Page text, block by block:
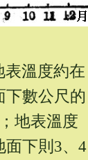
表溫度約在
下數公尺的
地表溫度
面下則3、4